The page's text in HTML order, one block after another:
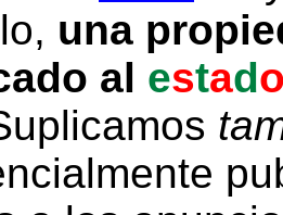
una
al estad